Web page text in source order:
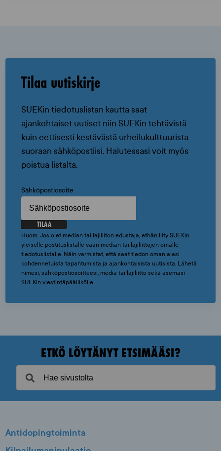
Tilaa uutiskirje
SUEKin tiedotuslistan kautta saat
ajankohtaiset uutiset niin SUEKin tehtävistä
kuin eettisesti kestävästä urheilukulttuurista
suoraan sähköpostiisi. Halutessasi voit myös
poistua listalta.
Sähköpostiosoite
TILAA
Huom. Jos olet median tai lajiliiton edustaja, ethän liity SUEKin
yleiselle postituslistalle vaan median tai lajiliittojen omalle
tiedotuslistalle. Näin varmistat, että saat tiedon oman alasi
kohdennetuista tapahtumista ja ajankohtaisista uutisista. Lähetä
nimesi, sähköpostiosoitteesi, media tai lajiliitto sekä asemasi
SUEKin viestintäpäällikölle.
ETKÖ LÖYTÄNYT ETSIMÄÄSI?
Antidopingtoiminta